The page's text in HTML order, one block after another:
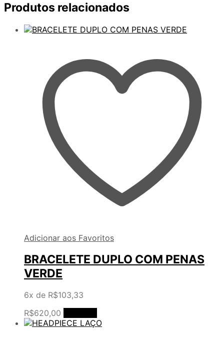
Produtos relacionados
Adicionar aos Favoritos
BRACELETE DUPLO COM PENAS
VERDE
6x de R$103,33
R$620,00